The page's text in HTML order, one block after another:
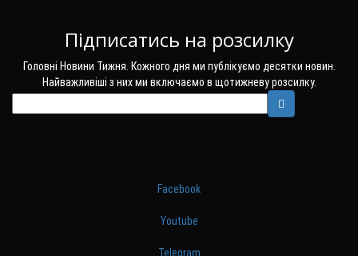
Підписатись на розсилку
Головні Новини Тижня. Кожного дня ми публікуємо десятки новин.
Найважливіші з них ми включаємо в щотижневу розсилку.
Facebook
Youtube
Telegram